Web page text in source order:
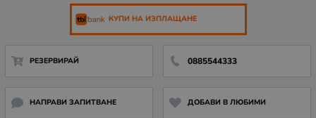
КУПИ НА ИЗПЛАЩАНЕ
РЕЗЕРВИРАЙ 0885544333
НАПРАВИ ЗАПИТВАНЕ ДОБАВИ В ЛЮБИМИ